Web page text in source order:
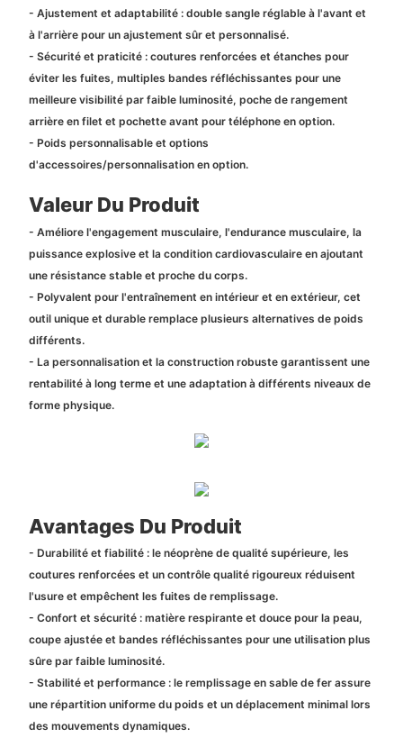
- Ajustement et adaptabilité : double sangle réglable à l'avant et
à l'arrière pour un ajustement sûr et personnalisé.
- Sécurité et praticité : coutures renforcées et étanches pour
éviter les fuites, multiples bandes réfléchissantes pour une
meilleure visibilité par faible luminosité, poche de rangement
arrière en filet et pochette avant pour téléphone en option.
- Poids personnalisable et options
d'accessoires/personnalisation en option.
Valeur Du Produit
- Améliore l'engagement musculaire, l'endurance musculaire, la
puissance explosive et la condition cardiovasculaire en ajoutant
une résistance stable et proche du corps.
- Polyvalent pour l'entraînement en intérieur et en extérieur, cet
outil unique et durable remplace plusieurs alternatives de poids
différents.
- La personnalisation et la construction robuste garantissent une
rentabilité à long terme et une adaptation à différents niveaux de
forme physique.
Avantages Du Produit
- Durabilité et fiabilité : le néoprène de qualité supérieure, les
coutures renforcées et un contrôle qualité rigoureux réduisent
l'usure et empêchent les fuites de remplissage.
- Confort et sécurité : matière respirante et douce pour la peau,
coupe ajustée et bandes réfléchissantes pour une utilisation plus
sûre par faible luminosité.
- Stabilité et performance : le remplissage en sable de fer assure
une répartition uniforme du poids et un déplacement minimal lors
des mouvements dynamiques.